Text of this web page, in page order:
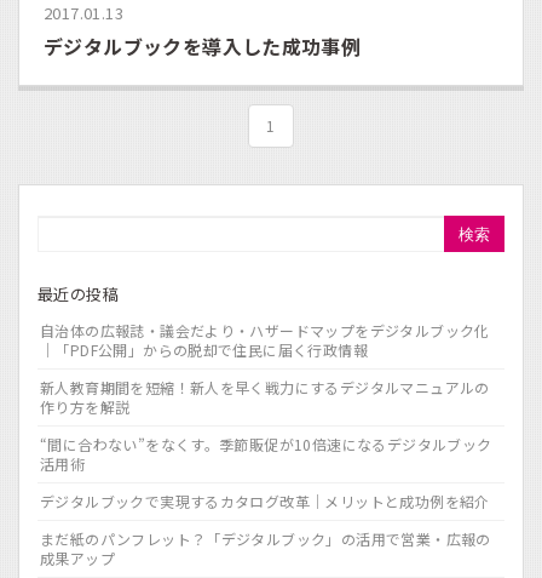
2017.01.13
デジタルブックを導入した成功事例
1
検索
最近の投稿
自治体の広報誌・議会だより・ハザードマップをデジタルブック化
｜「PDF公開」からの脱却で住民に届く行政情報
新人教育期間を短縮！新人を早く戦力にするデジタルマニュアルの
作り方を解説
“間に合わない”をなくす。季節販促が10倍速になるデジタルブック
活用術
デジタルブックで実現するカタログ改革｜メリットと成功例を紹介
まだ紙のパンフレット？「デジタルブック」の活用で営業・広報の
成果アップ